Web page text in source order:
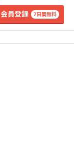
会員登録 7日間無料